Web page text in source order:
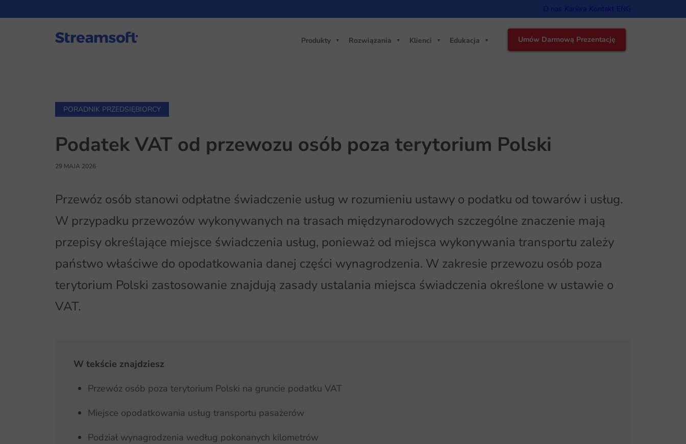
O nas Kariera Kontakt ENG
Produkty Rozwiązania Klienci Edukacja Umów Darmową Prezentację
PORADNIK PRZEDSIĘBIORCY
Podatek VAT od przewozu osób poza terytorium Polski
29 MAJA 2026
Przewóz osób stanowi odpłatne świadczenie usług w rozumieniu ustawy o podatku od towarów i usług.
W przypadku przewozów wykonywanych na trasach międzynarodowych szczególne znaczenie mają
przepisy określające miejsce świadczenia usług, ponieważ od miejsca wykonywania transportu zależy
państwo właściwe do opodatkowania danej części wynagrodzenia. W zakresie przewozu osób poza
terytorium Polski zastosowanie znajdują zasady ustalania miejsca świadczenia określone w ustawie o
VAT.
W tekście znajdziesz
Przewóz osób poza terytorium Polski na gruncie podatku VAT
Miejsce opodatkowania usług transportu pasażerów
Podział wynagrodzenia według pokonanych kilometrów